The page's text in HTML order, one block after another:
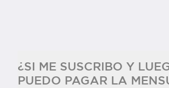
¿SI ME SUSCRIBO Y
PUEDO PAGAR LA